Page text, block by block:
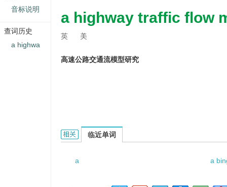
a highway traffic flow
英 美
高速公路交通流模型研究
A HIGHWAY TRAFFIC FLOW MODEL的相关资料：
临近单词
a a
音标说明
查词历史
a highwa